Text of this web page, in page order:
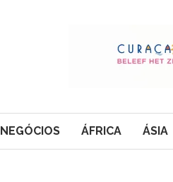
NEGÓCIOS ÁFRICA ÁSIA